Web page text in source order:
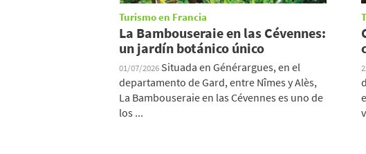
Turismo en Francia
La Bambouseraie en las Cévennes:
un jardín botánico único
01/07/2026 Situada en Générargues, en el
departamento de Gard, entre Nîmes y Alès,
La Bambouseraie en las Cévennes es uno de
los ...